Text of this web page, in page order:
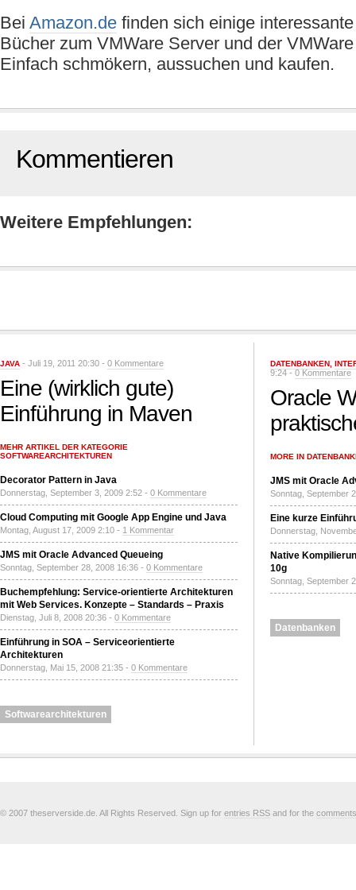
Bei Amazon.de finden sich einige
Bücher zum VMWare Server und der
Einfach schmökern, aussuchen und kaufen.
Kommentieren
Weitere Empfehlungen:
JAVA - Juli 19, 2011 20:30 - 0 Kommentare
Eine (wirklich gute)
Einführung in Maven
MEHR ARTIKEL DER KATEGORIE
SOFTWAREARCHITEKTUREN
Decorator Pattern in Java
Donnerstag, September 3, 2009 2:52 - 0 Kommentare
Cloud Computing mit Google App Engine und Java
Montag, August 17, 2009 2:10 - 1 Kommentar
JMS mit Oracle Advanced Queueing
Sonntag, September 28, 2008 16:36 - 0 Kommentare
Buchempfehlung: Service-orientierte Architekturen
mit Web Services. Konzepte – Standards – Praxis
Dienstag, Juli 8, 2008 20:36 - 0 Kommentare
Einführung in SOA – Serviceorientierte
Architekturen
Donnerstag, Mai 15, 2008 21:35 - 0 Kommentare
Softwarearchitekturen
DATENBANKEN
9:24 -0 Kommentare
Oracle
MORE IN
JMS mit Oracle
Sonntag, September
Eine kurze
Donnerstag,
Native
10g
Sonntag, September
Datenbanken
© 2007 theserverside.de. All Rights Reserved. Sign up for entries RSS and for the